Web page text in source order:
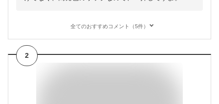
全てのおすすめコメント（5件）
2